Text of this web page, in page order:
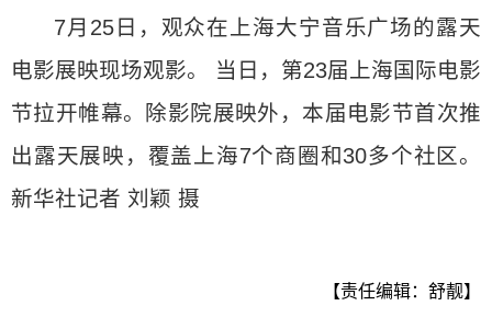
7月25日，观众在上海大宁音乐广场的露天
电影展映现场观影。 当日，第23届上海国际电影
节拉开帷幕。除影院展映外，本届电影节首次推
出露天展映，覆盖上海7个商圈和30多个社区。
新华社记者 刘颖 摄
【责任编辑：舒靓】